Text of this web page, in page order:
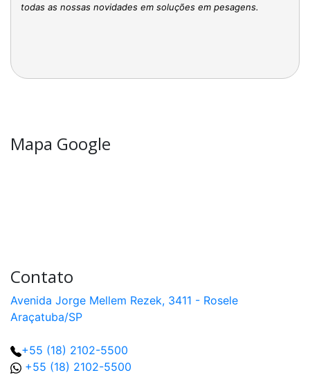
todas as nossas novidades em soluções em pesagens.
Mapa Google
Contato
Avenida Jorge Mellem Rezek, 3411 - Rosele
Araçatuba/SP
+55 (18) 2102-5500
+55 (18) 2102-5500